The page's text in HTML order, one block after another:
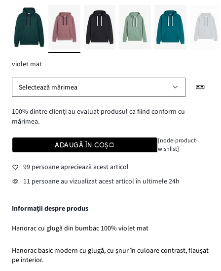
violet mat
Selectează mărimea
100% dintre clienți au evaluat produsul ca fiind conform cu
mărimea.
ADAUGĂ ÎN COȘ
[node-product-
wishlist]
99 persoane apreciează acest articol
11 persoane au vizualizat acest articol în ultimele 24h
Informații despre produs
Hanorac cu glugă din bumbac 100% violet mat
Hanorac basic modern cu glugă, cu șnur în culoare contrast, flaușat
pe interior.